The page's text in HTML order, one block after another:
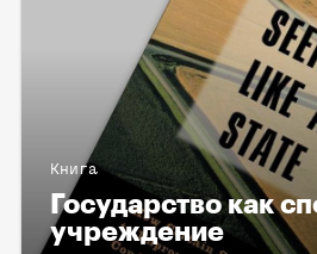
Книга
Государство как
учреждение